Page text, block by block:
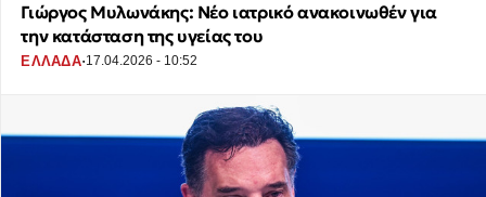
Γιώργος Μυλωνάκης: Νέο ιατρικό ανακοινωθέν για
την κατάσταση της υγείας του
ΕΛΛΑΔΑ·17.04.2026 - 10:52